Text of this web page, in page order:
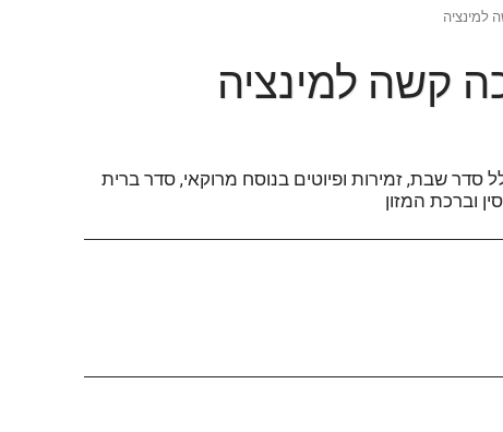
למינציה
קשה למינציה
סדר שבת, זמירות ופיוטים בנוסח מרוקאי, סדר ברית
וברכת המזון